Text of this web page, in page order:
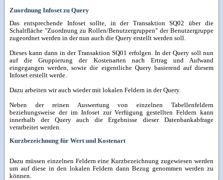
Zuordnung Infoset zu Query
Das entsprechende Infoset sollte, in der Transaktion SQ02 über die
Schaltfläche "Zuordnung zu Rollen/Benutzergruppen" der Benutzergruppe
zugeordnet werden in der nun auch die Query erstellt werden soll.
Dieses kann dann in der Transaktion SQ01 erfolgen. In der Query soll nun
auf die Gruppierung der Kostenarten nach Ertrag und Aufwand
eingegangen werden, sowie die eigentliche Query basierend auf diesem
Infoset erstellt werde.
Dazu arbeiten wir auch wieder mit lokalen Feldern in der Query.
Neben der reinen Auswertung von einzelnen Tabellenfeldern
beziehungsweise der im Infoset zur Verfügung gestellten Feldern kann
innerhalb der Query auch die Ergebnisse dieser Datenbankabfrage
verarbeitet werden.
Kurzbezeichnung für Wert und Kostenart
Dazu müssen einzelnen Feldern eine Kurzbezeichnung zugewiesen werden
um auf diese in den lokalen Feldern dann Bezug genommen werden zu
können.